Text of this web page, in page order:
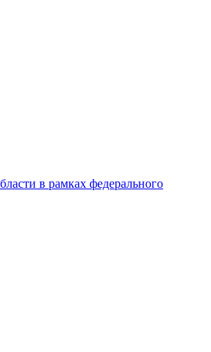
в рамках федерального